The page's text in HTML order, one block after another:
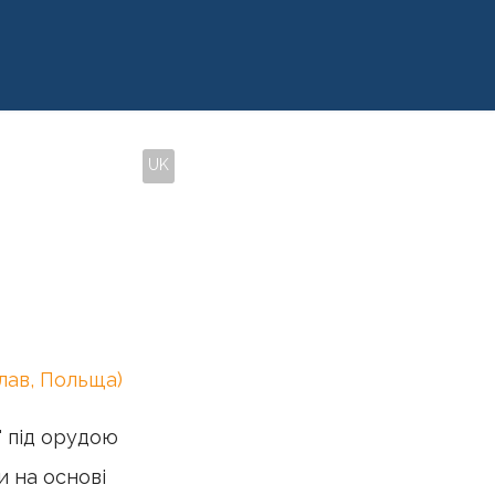
UK
Польща)
орудою
на основі